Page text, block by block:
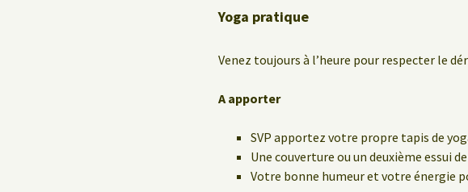
Yoga pratique
Venez toujours à l’heure pour respecter le
A apporter
SVP apportez votre propre tapis de
Une couverture ou un deuxième essui
Votre bonne humeur et votre énergie